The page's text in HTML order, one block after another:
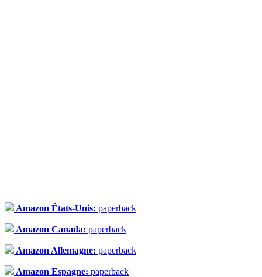
Amazon États-Unis: paperback
Amazon Canada: paperback
Amazon Allemagne: paperback
Amazon Espagne: paperback